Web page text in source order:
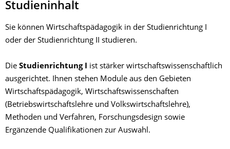
Studieninhalt
Sie können Wirtschaftspädagogik in der Studienrichtung I
oder der Studienrichtung II studieren.
Die Studienrichtung I
ist stärker wirtschaftswissenschaftlich
ausgerichtet. Ihnen stehen Module aus den Gebieten
Wirtschaftspädagogik, Wirtschaftswissenschaften
(Betriebswirtschaftslehre und Volkswirtschaftslehre),
Methoden und Verfahren, Forschungsdesign sowie
Ergänzende Qualifikationen zur Auswahl.